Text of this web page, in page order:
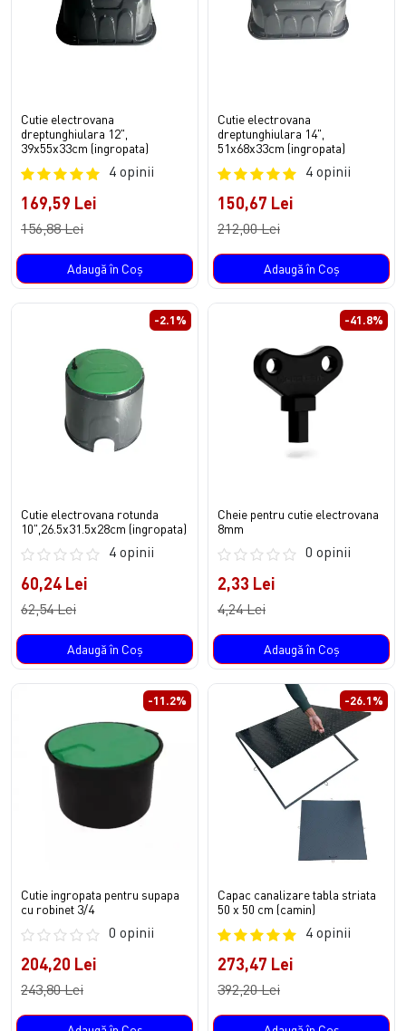
Cutie electrovana
dreptunghiulara 12",
39x55x33cm (ingropata)
4 opinii
169,59 Lei
156,88 Lei
Adaugă în Coş
Cutie electrovana
dreptunghiulara 14",
51x68x33cm (ingropata)
4 opinii
150,67 Lei
212,00 Lei
Adaugă în Coş
-2.1%
Cutie electrovana rotunda
10",26.5x31.5x28cm (ingropata)
4 opinii
60,24 Lei
62,54 Lei
Adaugă în Coş
-41.8%
Cheie pentru cutie electrovana
8mm
0 opinii
2,33 Lei
4,24 Lei
Adaugă în Coş
-11.2%
Cutie ingropata pentru supapa
cu robinet 3/4
0 opinii
204,20 Lei
243,80 Lei
-26.1%
Capac canalizare tabla striata
50 x 50 cm (camin)
4 opinii
273,47 Lei
392,20 Lei